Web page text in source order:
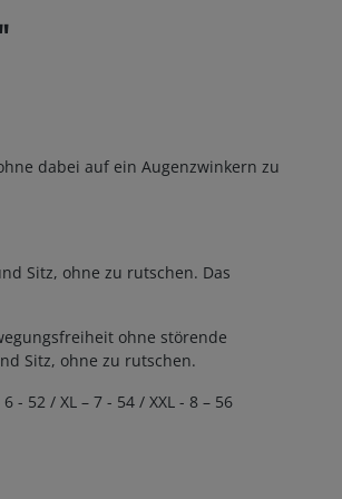
dabei auf ein Augenzwinkern zu
Sitz, ohne zu rutschen. Das
ohne störende
Sitz, ohne zu rutschen.
- 52 / XL – 7 - 54 / XXL - 8 – 56
...